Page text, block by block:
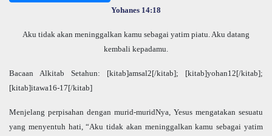
Yohanes 14:18
Aku tidak akan meninggalkan kamu sebagai yatim piatu. Aku datang
kembali kepadamu.
Bacaan Alkitab Setahun: [kitab]amsal2[/kitab]; [kitab]yohan12[/kitab];
[kitab]itawa16-17[/kitab]
Menjelang perpisahan dengan murid-muridNya, Yesus mengatakan sesuatu
yang menyentuh hati, “Aku tidak akan meninggalkan kamu sebagai yatim